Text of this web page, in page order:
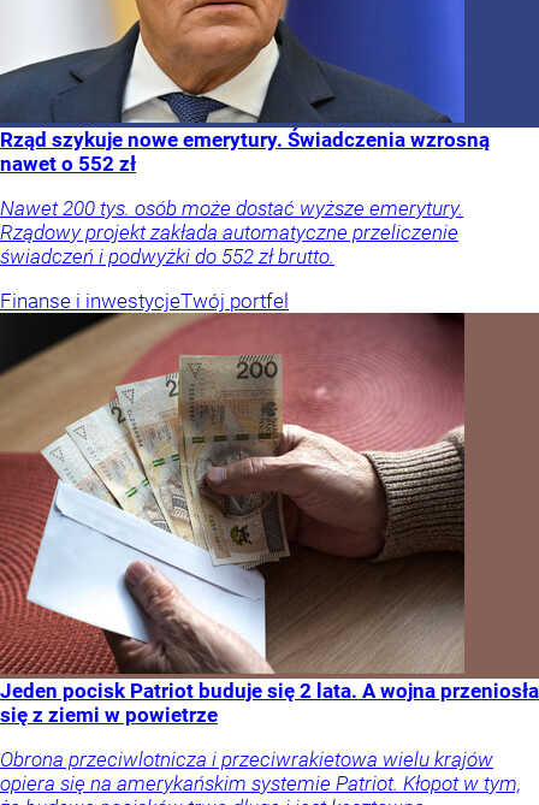
Rząd szykuje nowe emerytury. Świadczenia wzrosną
nawet o 552 zł
Nawet 200 tys. osób może dostać wyższe emerytury.
Rządowy projekt zakłada automatyczne przeliczenie
świadczeń i podwyżki do 552 zł brutto.
Finanse i inwestycjeTwój portfel
Jeden pocisk Patriot buduje się 2 lata. A wojna przeniosła
się z ziemi w powietrze
Obrona przeciwlotnicza i przeciwrakietowa wielu krajów
opiera się na amerykańskim systemie Patriot. Kłopot w tym,